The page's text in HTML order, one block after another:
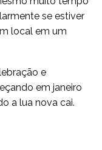
se estiver
local em um
e
em janeiro
a lua nova cai.